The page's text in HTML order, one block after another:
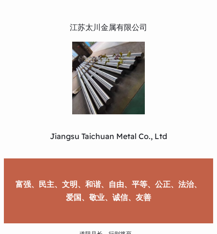
江苏太川金属有限公司
Jiangsu Taichuan Metal Co., Ltd
富强、民主、文明、和谐、自由、平等、公正、法治、
爱国、敬业、诚信、友善